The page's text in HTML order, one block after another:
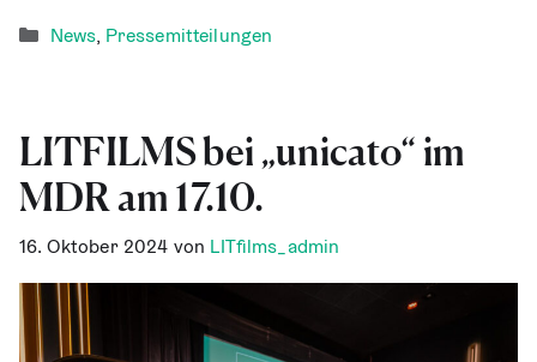
Kategorien
News, Pressemitteilungen
LITFILMS bei „uni­ca­to“ im
MDR am 17.10.
16. Oktober 2024 von LITfilms_admin